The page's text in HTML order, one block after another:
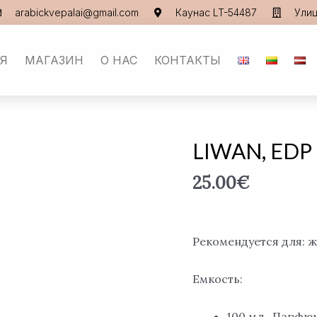
arabickvepalai@gmail.com Каунас LT-54487
МАГАЗИН О НАС КОНТАКТЫ
LIWAN,
25.00€
Рекомендуется для:
Емкость:
Количество
товара
LIWAN,
ml.